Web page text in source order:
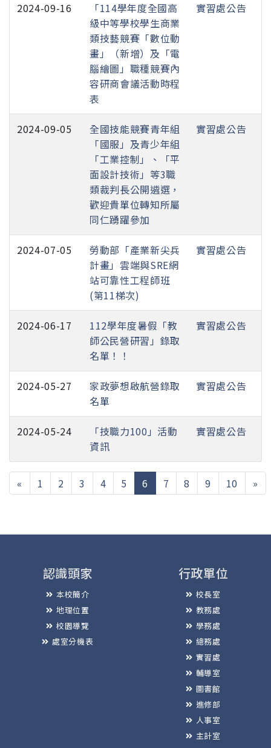
2024-09-16
「114學年度全國高
級中等學校學生商業
類技藝競賽「數位動
畫」（新增）及「電
腦繪圖」職種競賽內
容研商會議活動時程
表
實習處公告
2024-09-05
全國技能競賽青年組
「國服」及青少年組
「工業控制」、「平
面設計技術」等3職
類裁判長公開遴選，
歡迎貴單位轉知所屬
同仁踴躍參加
實習處公告
2024-07-05
勞動部「產業新尖兵
計畫」雲端與SRE網
站可靠性工程師班
(第11梯次)
實習處公告
2024-06-17
112學年度暑假「教
師公民營研習」錄取
名單！！
實習處公告
2024-05-27
家政夢想啟航營錄取
名單
實習處公告
2024-05-24
「技職力100」活動
資訊
實習處公告
« 1 2 3 4 5 6 (current)
7 8 9 10 »
認識頭家
本校簡介
地理位置
校園導覽
處室分機表
行政單位
校長室
教務處
學務處
總務處
實習處
輔導室
圖書館
進修部
人事室
主計室